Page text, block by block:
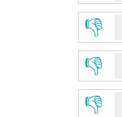
👎
👎
👎